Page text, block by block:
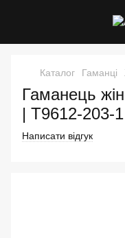
Каталог Гаманці
Гаманець
| T9612-203-1
Написати відгук